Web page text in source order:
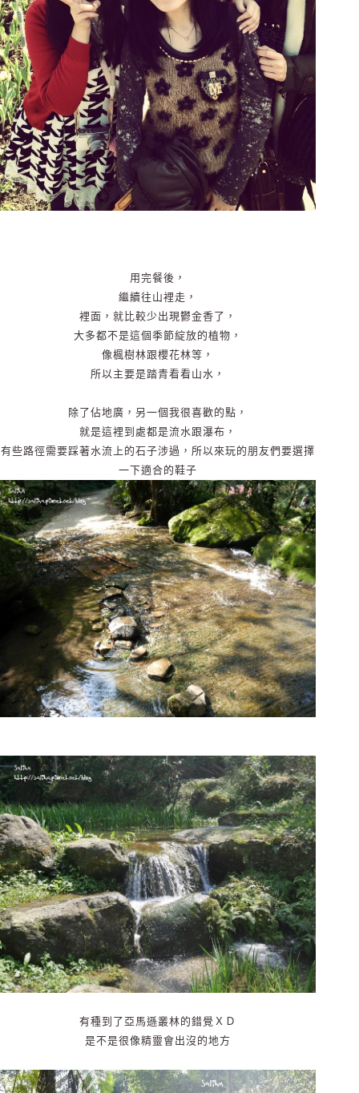
用完餐後，
繼續往山裡走，
裡面，就比較少出現鬱金香了，
大多都不是這個季節綻放的植物，
像楓樹林跟櫻花林等，
所以主要是踏青看看山水，
除了佔地廣，另一個我很喜歡的點，
就是這裡到處都是流水跟瀑布，
有些路徑需要踩著水流上的石子涉過，所以來玩的朋友們要選擇
一下適合的鞋子
有種到了亞馬遜叢林的錯覺ＸＤ
是不是很像精靈會出沒的地方